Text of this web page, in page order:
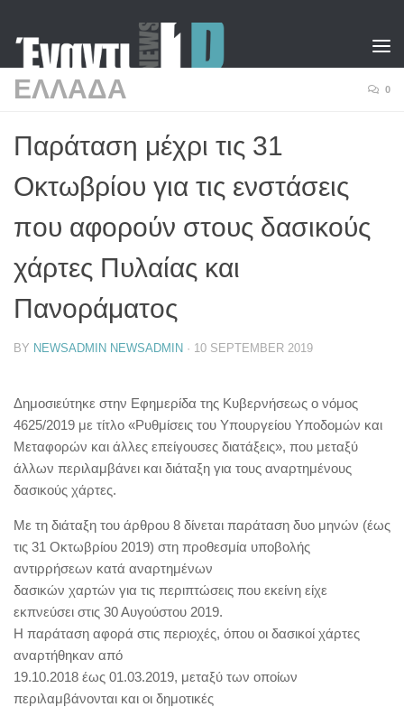
ΕΛΛΑΔΑ 0
Παράταση μέχρι τις 31
Οκτωβρίου για τις ενστάσεις
που αφορούν στους δασικούς
χάρτες Πυλαίας και
Πανοράματος
BY NEWSADMIN NEWSADMIN · 10 SEPTEMBER 2019
Δημοσιεύτηκε στην Εφημερίδα της Κυβερνήσεως ο νόμος
4625/2019 με τίτλο «Ρυθμίσεις του Υπουργείου Υποδομών και
Μεταφορών και άλλες επείγουσες διατάξεις», που μεταξύ
άλλων περιλαμβάνει και διάταξη για τους αναρτημένους
δασικούς χάρτες.
Με τη διάταξη του άρθρου 8 δίνεται παράταση δυο μηνών (έως
τις 31 Οκτωβρίου 2019) στη προθεσμία υποβολής
αντιρρήσεων κατά αναρτημένων
δασικών χαρτών για τις περιπτώσεις που εκείνη είχε
εκπνεύσει στις 30 Αυγούστου 2019.
Η παράταση αφορά στις περιοχές, όπου οι δασικοί χάρτες
αναρτήθηκαν από
19.10.2018 έως 01.03.2019, μεταξύ των οποίων
περιλαμβάνονται και οι δημοτικές